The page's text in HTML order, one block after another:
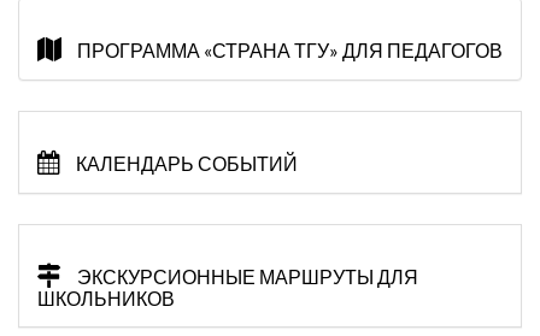
ПРОГРАММА «СТРАНА ТГУ» ДЛЯ ПЕДАГОГОВ
КАЛЕНДАРЬ СОБЫТИЙ
ЭКСКУРСИОННЫЕ МАРШРУТЫ ДЛЯ
ШКОЛЬНИКОВ